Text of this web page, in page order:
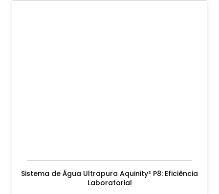
Sistema de Água Ultrapura Aquinity² P8: Eficiência
Laboratorial